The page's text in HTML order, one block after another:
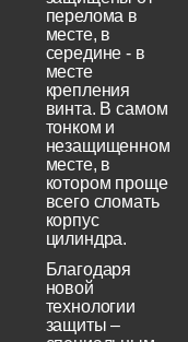
перелома в
месте, в
середине - в
месте
крепления
винта. В самом
тонком и
незащищенном
месте, в
котором проще
всего сломать
корпус
цилиндра.
Благодаря
новой
технологии
защиты –